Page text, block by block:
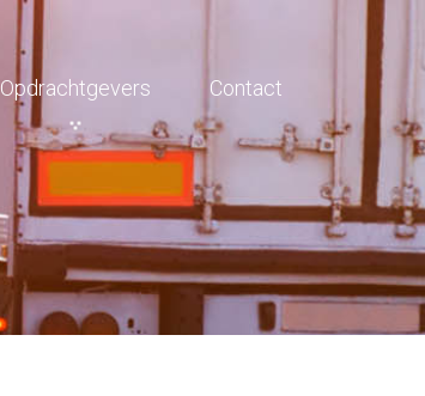
Opdrachtgevers Contact